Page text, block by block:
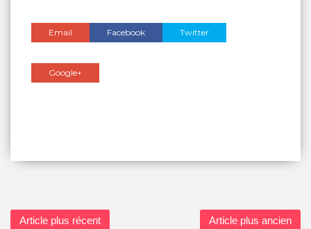
Email Facebook Twitter
Google+
Article plus récent Article plus ancien